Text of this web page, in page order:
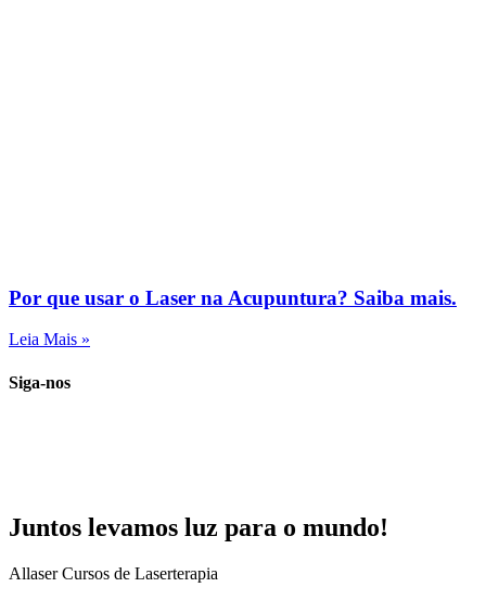
Por que usar o Laser na Acupuntura? Saiba mais.
Leia Mais »
Siga-nos
Juntos levamos luz para o mundo!
Allaser Cursos de Laserterapia